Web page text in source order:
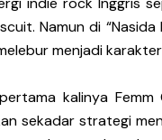
Namun di
menjadi
kalinya Femm
sekadar strategi